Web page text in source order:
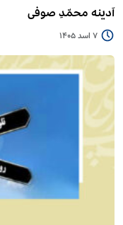
آدینه محمّدِ صوفی
7 اسد 1405